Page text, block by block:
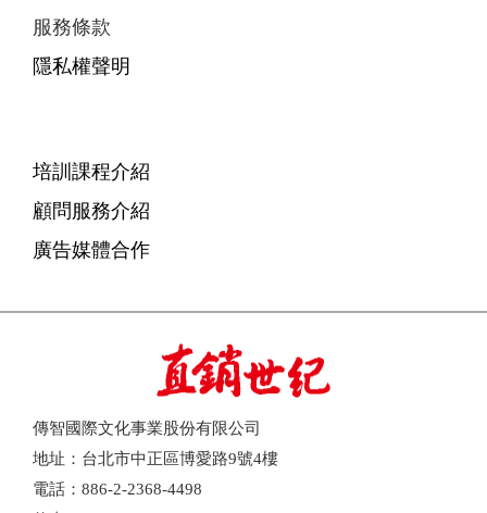
服務條款
隱私權聲明
培訓課程介紹
顧問服務介紹
廣告媒體合作
傳智國際文化事業股份有限公司
地址：台北市中正區博愛路9號4樓
電話：886-2-2368-4498